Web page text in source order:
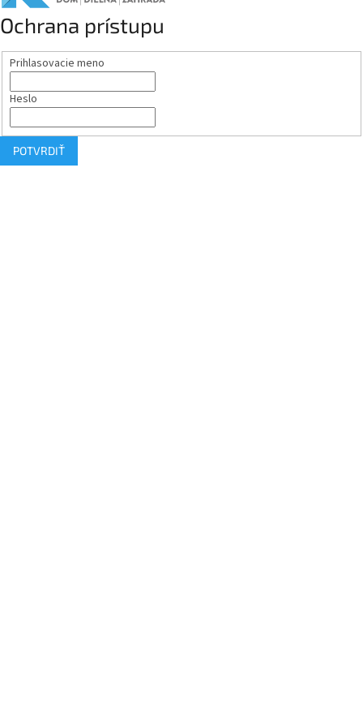
Ochrana prístupu
Prihlasovacie meno
Heslo
POTVRDIŤ